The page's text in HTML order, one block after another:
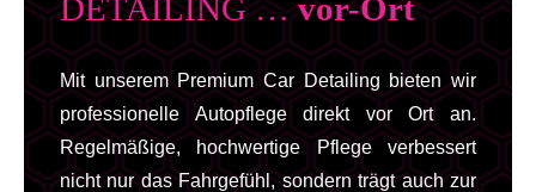
DETAILING … vor-Ort
Mit unserem Premium Car Detailing bieten wir
professionelle Autopflege direkt vor Ort an.
Regelmäßige, hochwertige Pflege verbessert
nicht nur das Fahrgefühl, sondern trägt auch zur